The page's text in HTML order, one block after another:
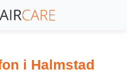
i Halmstad